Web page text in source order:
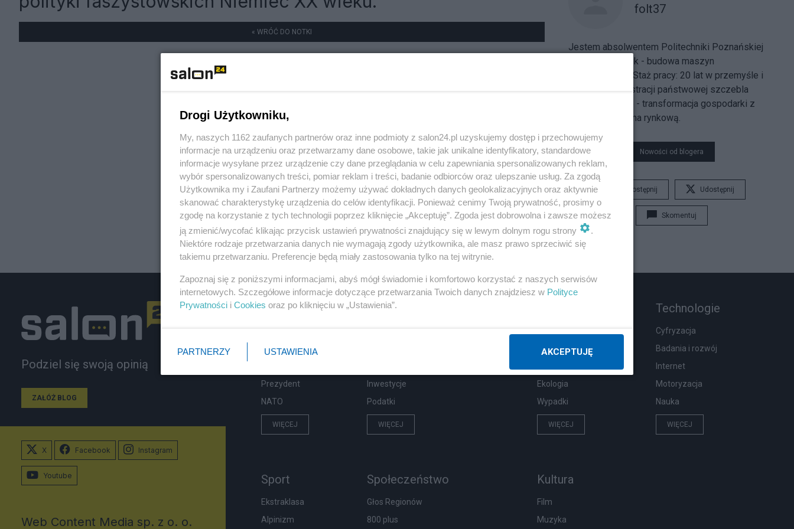
« WRÓĆ DO NOTKI
folt37
Jestem absolwentem Politechniki Poznańskiej
(inżynier elektryk - budowa maszyn
elektrycznych). Staż pracy: 20 lat w przemyśle i
20 lat w administracji państwowej szczebla
wojewódzkiego - transformacja gospodarki z
socjalistycznej na rynkową.
Nowości od blogera
Udostępnij Udostępnij
Skomentuj
Podziel się swoją opinią
ZAŁÓŻ BLOG
Polityka
PiS
Prezydent
NATO
WIĘCEJ
Gospodarka
Inwestycje
Podatki
WIĘCEJ
Podróże
Ekologia
Wypadki
WIĘCEJ
Technologie
Cyfryzacja
Badania i rozwój
Internet
Motoryzacja
Nauka
WIĘCEJ
Sport
Ekstraklasa
Alpinizm
Społeczeństwo
Głos Regionów
800 plus
Kultura
Film
Muzyka
X Facebook Instagram
Youtube
Web Content Media sp. z o. o.
Drogi Użytkowniku,
My, naszych 1162 zaufanych partnerów oraz inne podmioty z salon24.pl uzyskujemy dostęp i przechowujemy
informacje na urządzeniu oraz przetwarzamy dane osobowe, takie jak unikalne identyfikatory, standardowe
informacje wysyłane przez urządzenie czy dane przeglądania w celu zapewniania spersonalizowanych reklam,
wybór spersonalizowanych treści, pomiar reklam i treści, badanie odbiorców oraz ulepszanie usług. Za zgodą
Użytkownika my i Zaufani Partnerzy możemy używać dokładnych danych geolokalizacyjnych oraz aktywnie
skanować charakterystykę urządzenia do celów identyfikacji. Ponieważ cenimy Twoją prywatność, prosimy o
zgodę na korzystanie z tych technologii poprzez kliknięcie „Akceptuję”. Zgoda jest dobrowolna i zawsze możesz
ją zmienić/wycofać klikając przycisk ustawień prywatności znajdujący się w lewym dolnym rogu strony
.
Niektóre rodzaje przetwarzania danych nie wymagają zgody użytkownika, ale masz prawo sprzeciwić się
takiemu przetwarzaniu. Preferencje będą miały zastosowania tylko na tej witrynie.
Zapoznaj się z poniższymi informacjami, abyś mógł świadomie i komfortowo korzystać z naszych serwisów
internetowych. Szczegółowe informacje dotyczące przetwarzania Twoich danych znajdziesz w Polityce
Prywatności i Cookies oraz po kliknięciu w „Ustawienia”.
PARTNERZY USTAWIENIA AKCEPTUJĘ